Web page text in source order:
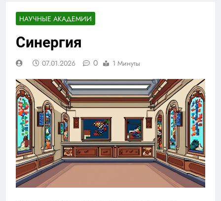
НАУЧНЫЕ АКАДЕМИИ
Синергия
07.01.2026 0 1 Минуты